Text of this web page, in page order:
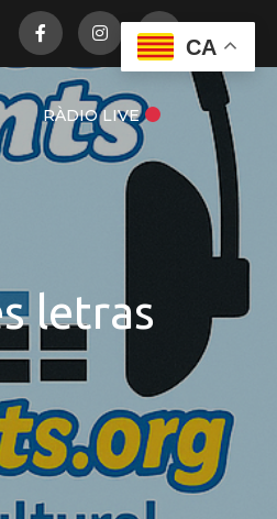
RÀDIO LIVE
letras
CA